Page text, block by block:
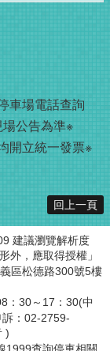
車場電話查詢
公告為準※
開立統一發票※
回上一頁
建議瀏覽解析度
外，應取得授權」
區松德路300號5樓
：30～17：30(中
訴：02-2759-
)
1999查詢停車相關